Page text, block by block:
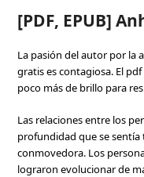
[PDF, EPUB]
La pasión del autor por la
gratis es contagiosa. El
poco más de brillo para
Las relaciones entre los
profundidad que se
conmovedora. Los
lograron evolucionar de